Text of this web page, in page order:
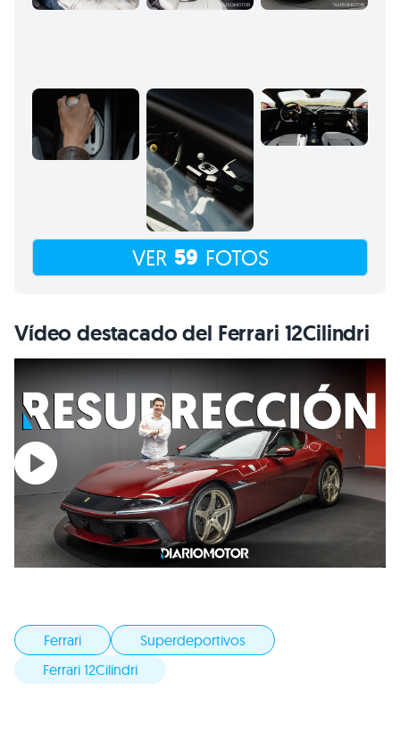
VER 59 FOTOS
Vídeo destacado del Ferrari 12Cilindri
Ferrari
Superdeportivos
Ferrari 12Cilindri